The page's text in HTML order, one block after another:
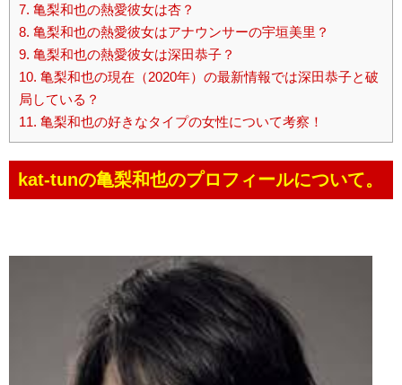
7. 亀梨和也の熱愛彼女は杏？
8. 亀梨和也の熱愛彼女はアナウンサーの宇垣美里？
9. 亀梨和也の熱愛彼女は深田恭子？
10. 亀梨和也の現在（2020年）の最新情報では深田恭子と破
局している？
11. 亀梨和也の好きなタイプの女性について考察！
kat-tunの亀梨和也のプロフィールについて。